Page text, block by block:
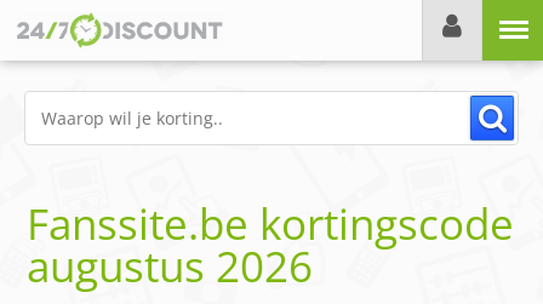
Fanssite.be kortingscode
augustus 2026